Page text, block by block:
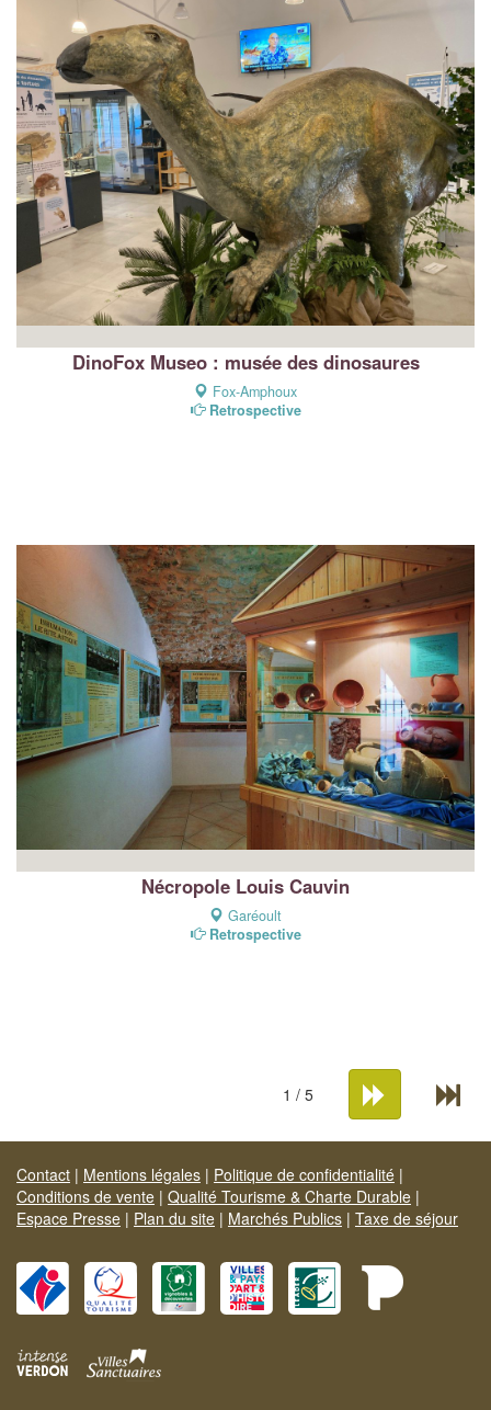
DinoFox Museo : musée des dinosaures
Fox-Amphoux
Retrospective
Nécropole Louis Cauvin
Garéoult
Retrospective
1 / 5
Contact | Mentions légales | Politique de confidentialité |
Conditions de vente | Qualité Tourisme & Charte Durable |
Espace Presse | Plan du site | Marchés Publics | Taxe de séjour